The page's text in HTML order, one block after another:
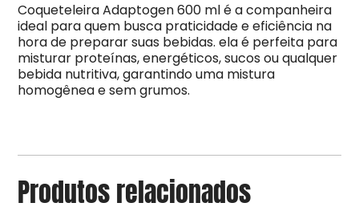
Coqueteleira Adaptogen 600 ml é a companheira
ideal para quem busca praticidade e eficiência na
hora de preparar suas bebidas. ela é perfeita para
misturar proteínas, energéticos, sucos ou qualquer
bebida nutritiva, garantindo uma mistura
homogênea e sem grumos.
Produtos relacionados